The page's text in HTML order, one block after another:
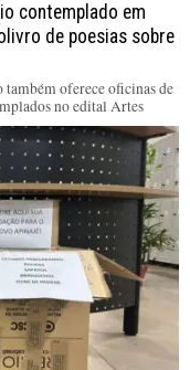
contemplado em
de poesias sobre
oferece oficinas de
no edital Artes